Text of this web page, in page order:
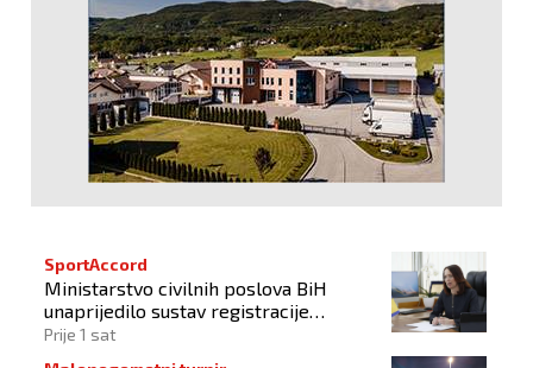
SportAccord
Ministarstvo civilnih poslova BiH
unaprijedilo sustav registracije
sportskih organizacija
Prije 1 sat